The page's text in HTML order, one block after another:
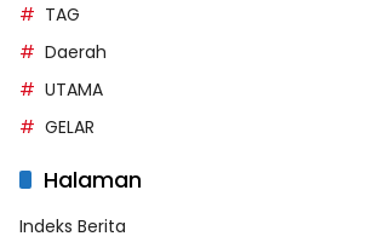
TAG
Daerah
UTAMA
GELAR
Halaman
Indeks Berita